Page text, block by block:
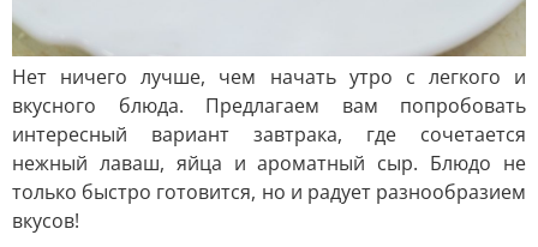
Нет ничего лучше, чем начать утро с легкого и
вкусного блюда. Предлагаем вам попробовать
интересный вариант завтрака, где сочетается
нежный лаваш, яйца и ароматный сыр. Блюдо не
только быстро готовится, но и радует разнообразием
вкусов!